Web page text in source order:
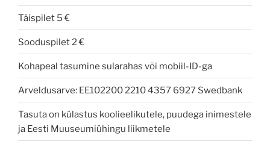
Täispilet 5 €
Sooduspilet 2 €
Kohapeal tasumine sularahas või mobiil-ID-ga
Arveldusarve: EE102200 2210 4357 6927 Swedbank
Tasuta on külastus koolieelikutele, puudega inimestele
ja Eesti Muuseumiühingu liikmetele